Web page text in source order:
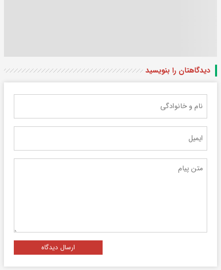
دیدگاهتان را بنویسید
ارسال دیدگاه